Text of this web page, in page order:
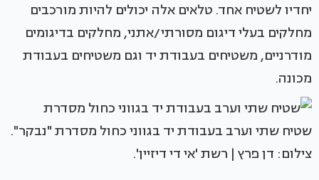
יחדיו לשטיח אחד. טלאים אלה יכולים להיות מורכבים
מחלקים בעלי דיגום מסורתי/אתני, מחלקים בדיגומים
מודרניים, משטיחים בעבודת יד וגם משטיחים בעבודת
מכונה.
שטיח שתי וערב בעבודת יד בגווני כחול מסדרת "נבקר".
צילום: דן פרץ | רשת 'אי די דיזיין'.